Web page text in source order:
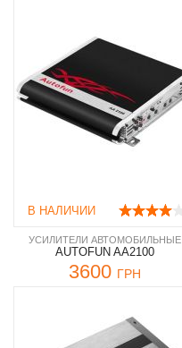
В НАЛИЧИИ
УСИЛИТЕЛИ АВТОМОБИЛЬНЫЕ
AUTOFUN AA2100
3600 ГРН